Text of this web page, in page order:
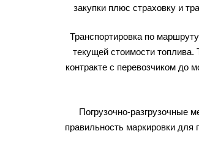
закупки плюс страховку и
Транспортировка по
текущей стоимости топлива.
контракте с перевозчиком до
Погрузочно-разгрузочные
правильность маркировки